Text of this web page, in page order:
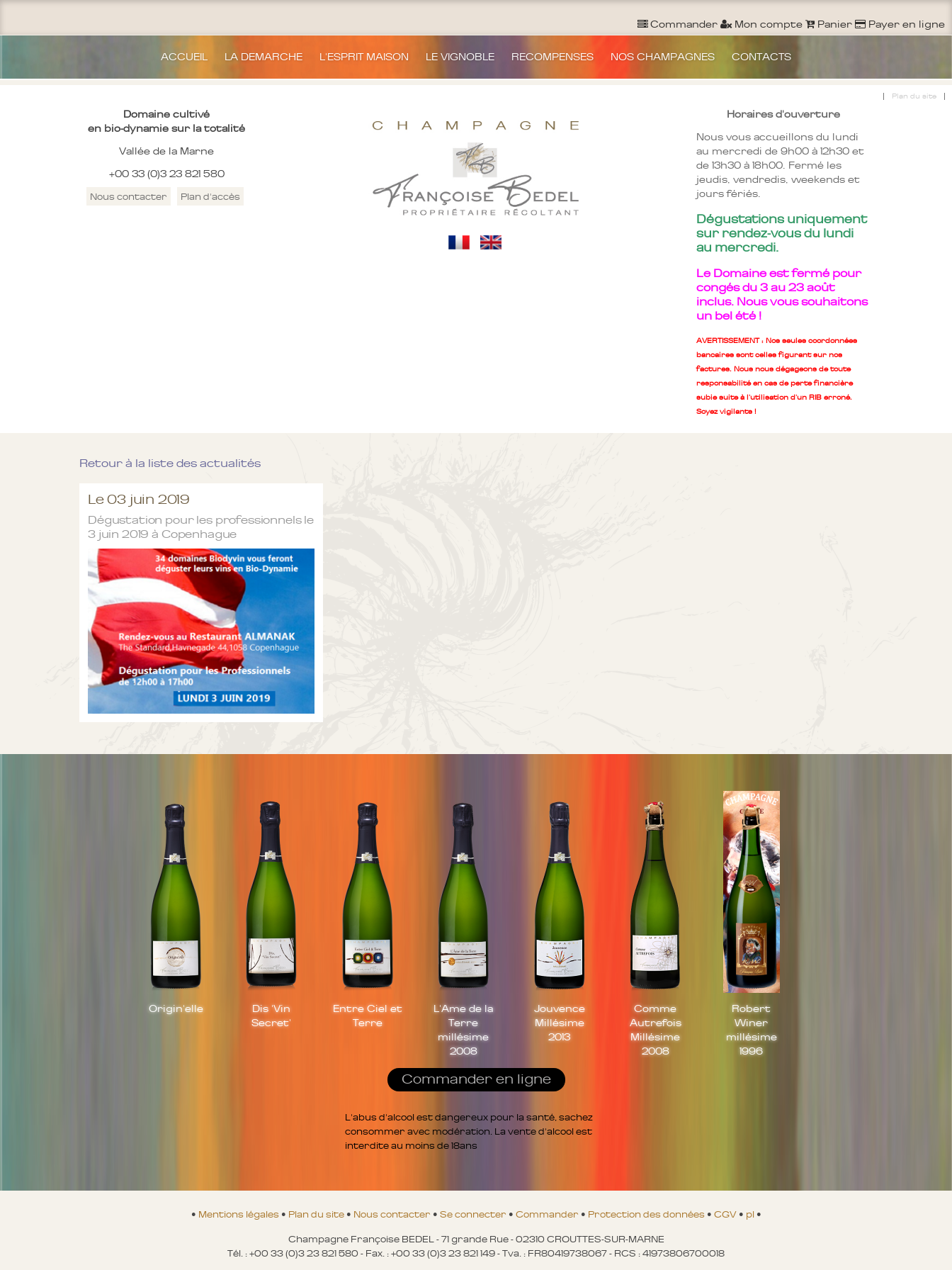
Commander Mon compte Panier Payer en ligne
ACCUEIL LA DEMARCHE L'ESPRIT MAISON LE VIGNOBLE RECOMPENSES NOS CHAMPAGNES CONTACTS
| Plan du site |
Domaine cultivé
en bio-dynamie sur la totalité
Vallée de la Marne
+00 33 (0)3 23 821 580
Nous contacter Plan d'accès
Horaires d'ouverture
Nous vous accueillons du lundi
au mercredi de 9h00 à 12h30 et
de 13h30 à 18h00. Fermé les
jeudis, vendredis, weekends et
jours fériés.
Dégustations uniquement
sur rendez-vous du lundi
au mercredi.
Le Domaine est fermé pour
congés du 3 au 23 août
inclus. Nous vous souhaitons
un bel été !
AVERTISSEMENT : Nos seules coordonnées
bancaires sont celles figurant sur nos
factures. Nous nous dégageons de toute
responsabilité en cas de perte financière
subie suite à l'utilisation d'un RIB erroné.
Soyez vigilants !
Retour à la liste des actualités
Le 03 juin 2019
Dégustation pour les professionnels le
3 juin 2019 à Copenhague
Origin'elle
Dis 'Vin
Secret'
Entre Ciel et
Terre
L'Ame de la
Terre
millésime
2008
Jouvence
Millésime
2013
Comme
Autrefois
Millésime
2008
Robert
Winer
millésime
1996
Commander en ligne
L'abus d'alcool est dangereux pour la santé, sachez
consommer avec modération. La vente d'alcool est
interdite au moins de 18ans
• Mentions légales • Plan du site • Nous contacter • Se connecter • Commander • Protection des données • CGV • pl •
Champagne Françoise BEDEL - 71 grande Rue - 02310 CROUTTES-SUR-MARNE
Tél. : +00 33 (0)3 23 821 580 - Fax. : +00 33 (0)3 23 821 149 - Tva. : FR80419738067 - RCS : 41973806700018